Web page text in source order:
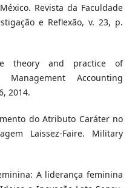
Revista da Faculdade
e Reflexão, v. 23, p.
theory and practice of
Management Accounting
2014.
do Atributo Caráter no
Laissez-Faire. Military
A liderança feminina